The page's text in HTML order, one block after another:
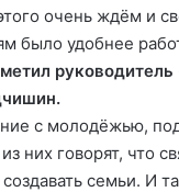
очень ждём и
было удобнее
с молодёжью,
них говорят, что
создавать семьи.